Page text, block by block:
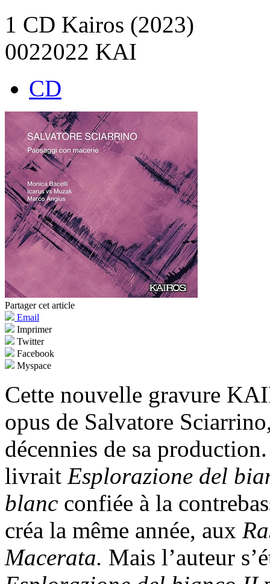
1 CD Kairos (2023)
0022022 KAI
CD
Partager cet article
Email
Imprimer
Twitter
Facebook
Myspace
Cette nouvelle gravure
opus de Salvatore
décennies de sa
livrait Esplorazione del
blanc confiée à la
créa la même année, aux
Macerata. Mais l’auteur